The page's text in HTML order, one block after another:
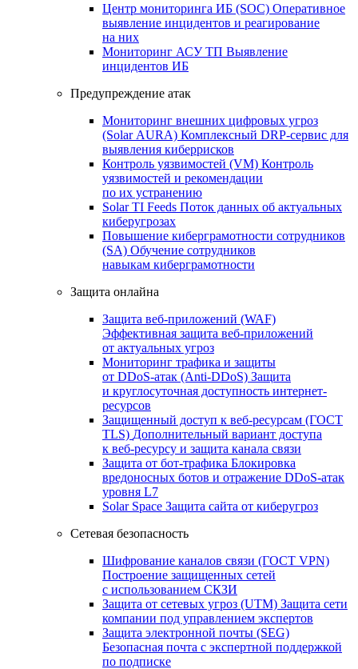
Центр мониторинга ИБ (SOC) Оперативное
выявление инцидентов и реагирование
на них
Мониторинг АСУ ТП Выявление
инцидентов ИБ
Предупреждение атак
Мониторинг внешних цифровых угроз
(Solar AURA) Комплексный DRP-сервис для
выявления киберрисков
Контроль уязвимостей (VM) Контроль
уязвимостей и рекомендации
по их устранению
Solar TI Feeds Поток данных об актуальных
киберугрозах
Повышение киберграмотности сотрудников
(SA) Обучение сотрудников
навыкам киберграмотности
Защита онлайна
Защита веб-приложений (WAF)
Эффективная защита веб-приложений
от актуальных угроз
Мониторинг трафика и защиты
от DDoS‑атак (Anti‑DDoS) Защита
и круглосуточная доступность интернет-
ресурсов
Защищенный доступ к веб-ресурсам (ГОСТ
TLS) Дополнительный вариант доступа
к веб‑ресурсу и защита канала связи
Защита от бот‑трафика Блокировка
вредоносных ботов и отражение DDoS‑атак
уровня L7
Solar Space Защита сайта от киберугроз
Сетевая безопасность
Шифрование каналов связи (ГОСТ VPN)
Построение защищенных сетей
с использованием СКЗИ
Защита от сетевых угроз (UTM) Защита сети
компании под управлением экспертов
Защита электронной почты (SEG)
Безопасная почта с экспертной поддержкой
по подписке